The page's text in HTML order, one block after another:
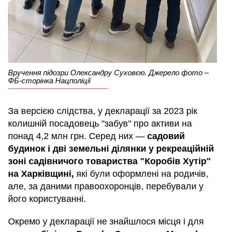
Вручення підозри Олександру Суховєю. Джерело фото –
ФБ-сторінка Нацполіції
За версією слідства, у декларації за 2023 рік
колишній посадовець "забув" про активи на
понад 4,2 млн грн. Серед них — садовий
будинок і дві земельні ділянки у рекреаційній
зоні садівничого товариства "Коробів Хутір"
на Харківщині, які були оформлені на родичів,
але, за даними правоохоронців, перебували у
його користуванні.
Окремо у декларації не знайшлося місця і для